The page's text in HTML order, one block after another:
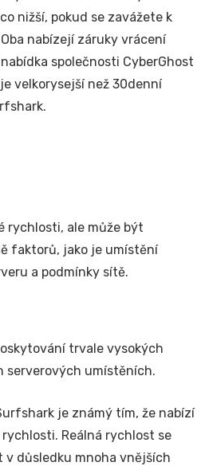
nižší, pokud se zavážete k
nabízejí záruky vrácení
společnosti CyberGhost
velkorysejší než 30denní
rychlosti, ale může být
faktorů, jako je umístění
a podmínky sítě.
trvale vysokých
serverových umístěních.
je známý tím, že nabízí
Reálná rychlost se
v důsledku mnoha vnějších